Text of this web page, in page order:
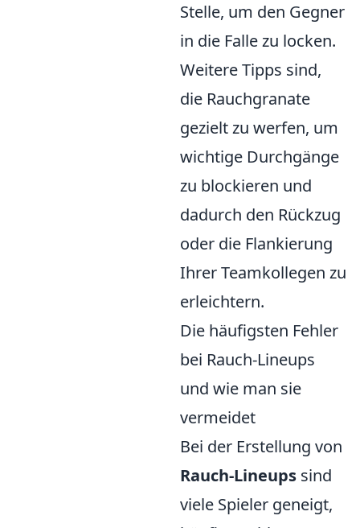
Stelle, um den Gegner
in die Falle zu locken.
Weitere Tipps sind,
die Rauchgranate
gezielt zu werfen, um
wichtige Durchgänge
zu blockieren und
dadurch den Rückzug
oder die Flankierung
Ihrer Teamkollegen zu
erleichtern.
Die häufigsten Fehler
bei Rauch-Lineups
und wie man sie
vermeidet
Bei der Erstellung von
Rauch-Lineups sind
viele Spieler geneigt,